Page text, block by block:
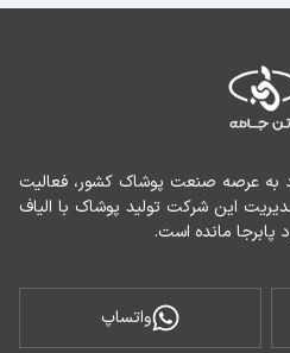
پابرجا مانده است.
واتساپ